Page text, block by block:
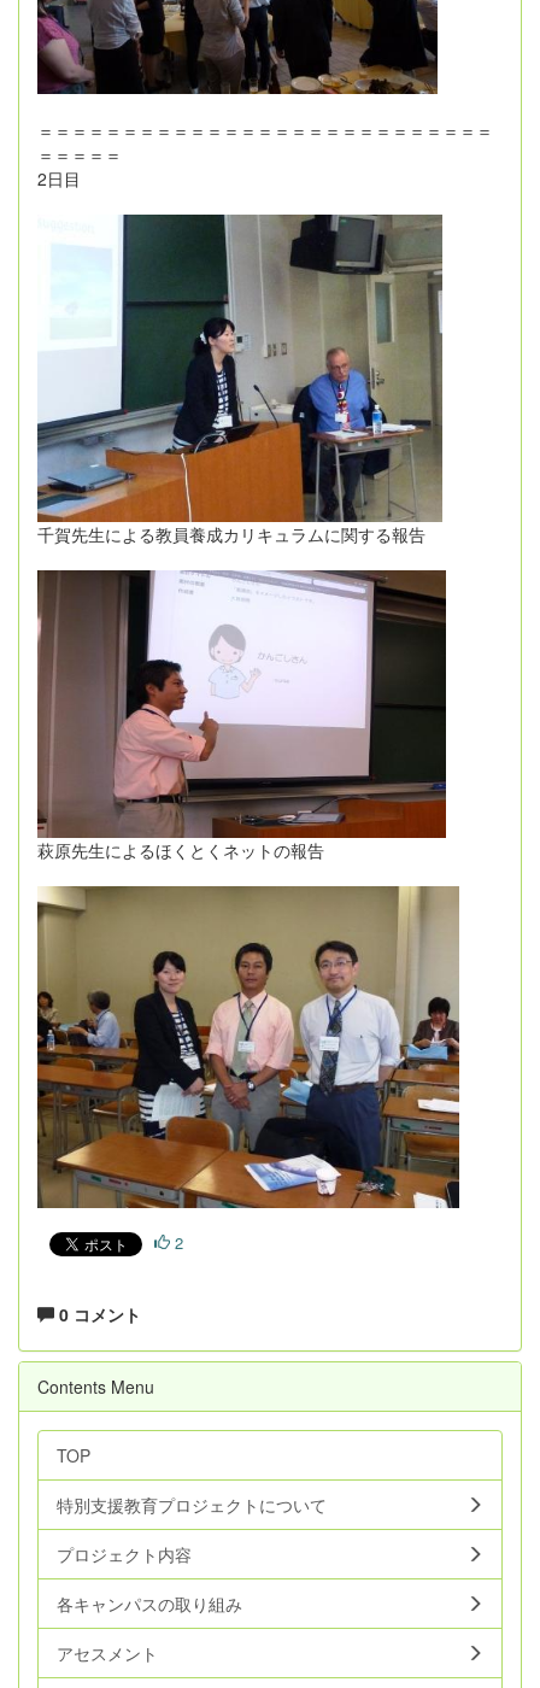
＝＝＝＝＝＝＝＝＝＝＝＝＝＝＝＝＝＝＝＝＝＝＝＝＝＝＝
＝＝＝＝＝
2日目
千賀先生による教員養成カリキュラムに関する報告
萩原先生によるほくとくネットの報告
2
0 コメント
Contents Menu
TOP
特別支援教育プロジェクトについて
プロジェクト内容
各キャンパスの取り組み
アセスメント